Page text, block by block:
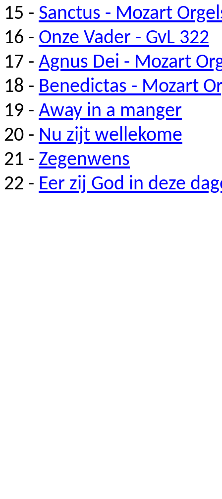
15 - Sanctus - Mozart
16 - Onze Vader - GvL 322
17 - Agnus Dei - Mozart
18 - Benedictas - Mozart
19 - Away in a manger
20 - Nu zijt wellekome
21 - Zegenwens
22 - Eer zij God in deze